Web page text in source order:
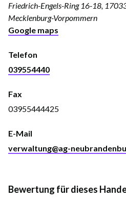
Friedrich-Engels-Ring 16-18,
Mecklenburg-Vorpommern
Google maps
Telefon
039554440
Fax
03955444425
E-Mail
verwaltung@ag-
Bewertung für dieses